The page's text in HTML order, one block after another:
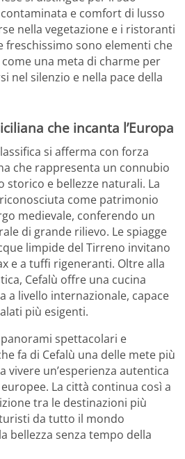
e comfort di lusso
nella vegetazione e i ristoranti
freschissimo sono elementi che
una meta di charme per
nel silenzio e nella pace della
che incanta l’Europa
si afferma con forza
che rappresenta un connubio
e bellezze naturali. La
come patrimonio
medievale, conferendo un
di grande rilievo. Le spiagge
limpide del Tirreno invitano
e a tuffi rigeneranti. Oltre alla
Cefalù offre una cucina
a livello internazionale, capace
più esigenti.
spettacolari e
fa di Cefalù una delle mete più
vivere un’esperienza autentica
La città continua così a
tra le destinazioni più
da tutto il mondo
bellezza senza tempo della